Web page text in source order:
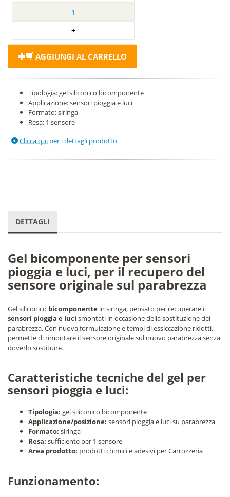
AGGIUNGI AL CARRELLO
Tipologia: gel siliconico bicomponente
Applicazione: sensori pioggia e luci
Formato: siringa
Resa: 1 sensore
Clicca qui per i dettagli prodotto
DETTAGLI
Gel bicomponente per sensori
pioggia e luci, per il recupero del
sensore originale sul parabrezza
Gel siliconico bicomponente in siringa, pensato per recuperare i
sensori pioggia e luci smontati in occasione della sostituzione del
parabrezza. Con nuova formulazione e tempi di essiccazione ridotti,
permette di rimontare il sensore originale sul nuovo parabrezza senza
doverlo sostituire.
Caratteristiche tecniche del gel per
sensori pioggia e luci:
Tipologia: gel siliconico bicomponente
Applicazione/posizione: sensori pioggia e luci su parabrezza
Formato: siringa
Resa: sufficiente per 1 sensore
Area prodotto: prodotti chimici e adesivi per Carrozzeria
Funzionamento: